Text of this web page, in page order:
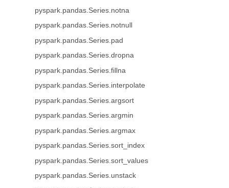
pyspark.pandas.Series.notna
pyspark.pandas.Series.notnull
pyspark.pandas.Series.pad
pyspark.pandas.Series.dropna
pyspark.pandas.Series.fillna
pyspark.pandas.Series.interpolate
pyspark.pandas.Series.argsort
pyspark.pandas.Series.argmin
pyspark.pandas.Series.argmax
pyspark.pandas.Series.sort_index
pyspark.pandas.Series.sort_values
pyspark.pandas.Series.unstack